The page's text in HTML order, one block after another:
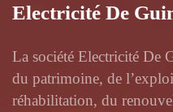
Electricité De
La société Electricité De
du patrimoine, de
réhabilitation, du